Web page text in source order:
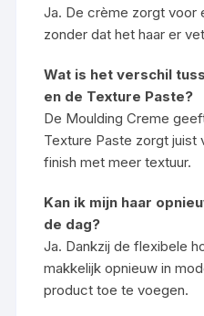
Ja. De crème zorgt voor
zonder dat het haar er
Wat is het verschil
en de Texture Paste?
De Moulding Creme
Texture Paste zorgt juist
finish met meer textuur.
Kan ik mijn haar
de dag?
Ja. Dankzij de flexibele
makkelijk opnieuw in
product toe te voegen.